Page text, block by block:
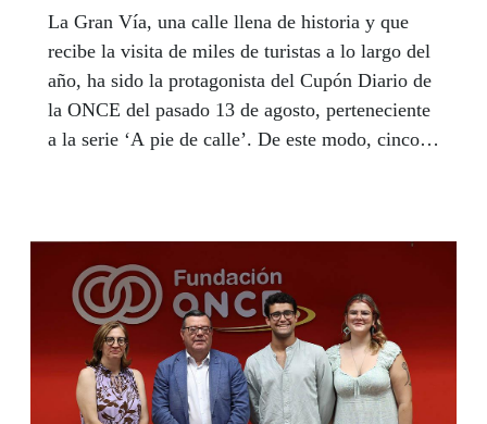
La Gran Vía, una calle llena de historia y que
recibe la visita de miles de turistas a lo largo del
año, ha sido la protagonista del Cupón Diario de
la ONCE del pasado 13 de agosto, perteneciente
a la serie ‘A pie de calle’. De este modo, cinco